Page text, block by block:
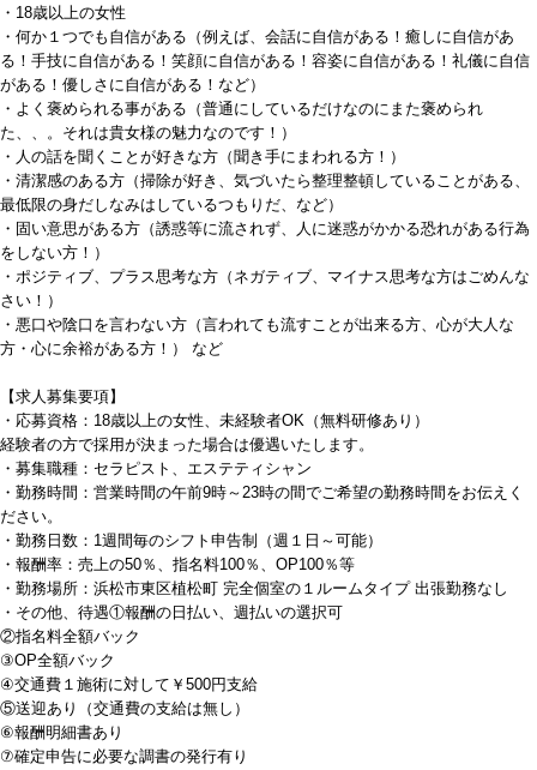
・18歳以上の女性
・何か１つでも自信がある（例えば、会話に自信がある！癒しに自信があ
る！手技に自信がある！笑顔に自信がある！容姿に自信がある！礼儀に自信
がある！優しさに自信がある！など）
・よく褒められる事がある（普通にしているだけなのにまた褒められ
た、、。それは貴女様の魅力なのです！）
・人の話を聞くことが好きな方（聞き手にまわれる方！）
・清潔感のある方（掃除が好き、気づいたら整理整頓していることがある、
最低限の身だしなみはしているつもりだ、など）
・固い意思がある方（誘惑等に流されず、人に迷惑がかかる恐れがある行為
をしない方！）
・ポジティブ、プラス思考な方（ネガティブ、マイナス思考な方はごめんな
さい！）
・悪口や陰口を言わない方（言われても流すことが出来る方、心が大人な
方・心に余裕がある方！） など
【求人募集要項】
・応募資格：18歳以上の女性、未経験者OK（無料研修あり）
経験者の方で採用が決まった場合は優遇いたします。
・募集職種：セラピスト、エステティシャン
・勤務時間：営業時間の午前9時～23時の間でご希望の勤務時間をお伝えく
ださい。
・勤務日数：1週間毎のシフト申告制（週１日～可能）
・報酬率：売上の50％、指名料100％、OP100％等
・勤務場所：浜松市東区植松町 完全個室の１ルームタイプ 出張勤務なし
・その他、待遇①報酬の日払い、週払いの選択可
②指名料全額バック
③OP全額バック
④交通費１施術に対して￥500円支給
⑤送迎あり（交通費の支給は無し）
⑥報酬明細書あり
⑦確定申告に必要な調書の発行有り